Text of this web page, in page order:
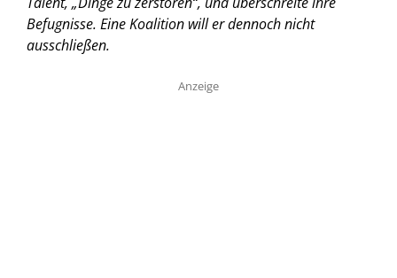
Befugnisse. Eine Koalition will er dennoch nicht
ausschließen.
Anzeige